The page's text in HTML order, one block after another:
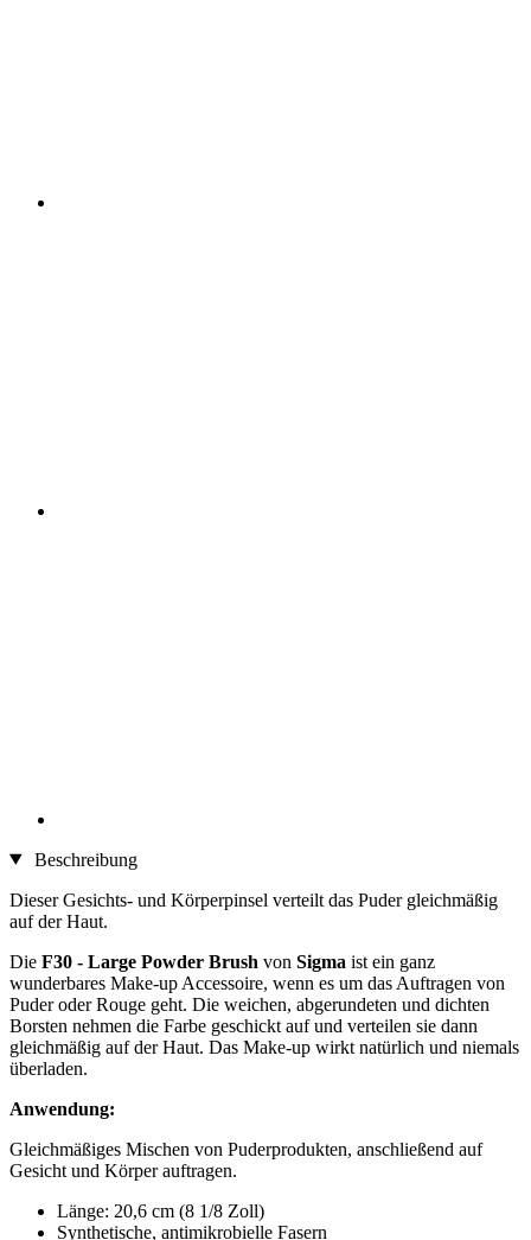
Beschreibung
Dieser Gesichts- und Körperpinsel verteilt das Puder gleichmäßig
auf der Haut.
Die F30 - Large Powder Brush von Sigma ist ein ganz
wunderbares Make-up Accessoire, wenn es um das Auftragen von
Puder oder Rouge geht. Die weichen, abgerundeten und dichten
Borsten nehmen die Farbe geschickt auf und verteilen sie dann
gleichmäßig auf der Haut. Das Make-up wirkt natürlich und niemals
überladen.
Anwendung:
Gleichmäßiges Mischen von Puderprodukten, anschließend auf
Gesicht und Körper auftragen.
Länge: 20,6 cm (8 1/8 Zoll)
Synthetische, antimikrobielle Fasern